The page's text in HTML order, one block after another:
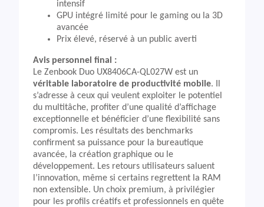
intensif
GPU intégré limité pour le gaming ou la 3D
avancée
Prix élevé, réservé à un public averti
Avis personnel final :
Le Zenbook Duo UX8406CA-QL027W est un
véritable laboratoire de productivité mobile. Il
s’adresse à ceux qui veulent exploiter le potentiel
du multitâche, profiter d’une qualité d’affichage
exceptionnelle et bénéficier d’une flexibilité sans
compromis. Les résultats des benchmarks
confirment sa puissance pour la bureautique
avancée, la création graphique ou le
développement. Les retours utilisateurs saluent
l’innovation, même si certains regrettent la RAM
non extensible. Un choix premium, à privilégier
pour les profils créatifs et professionnels en quête